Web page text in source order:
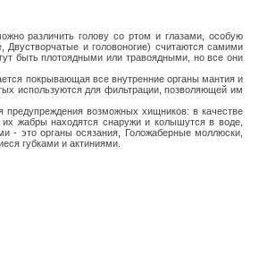
различить голову со ртом и глазами, особую
Двустворчатые и головоногие) считаются самими
быть плотоядными или травоядными, но все они
покрывающая все внутренние органы мантия и
используются для фильтрации, позволяющей им
предупреждения возможных хищников: в качестве
жабры находятся снаружи и колышутся в воде,
- это органы осязания, Голожаберные моллюски,
губками и актиниями.